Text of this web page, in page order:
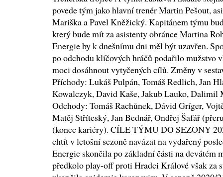
povede tým jako hlavní trenér Martin Pešout,
Mariška a Pavel Kněžický. Kapitánem týmu
který bude mít za asistenty obránce Martina
Energie by k dnešnímu dni měl být uzavřen.
po odchodu klíčových hráčů podařilo mužstvo
moci dosáhnout vytyčených cílů. Změny v
Příchody: Lukáš Pulpán, Tomáš Redlich, Jan
Kowalczyk, David Kaše, Jakub Lauko,
Odchody: Tomáš Rachůnek, Dávid Gríger,
Matěj Stříteský, Jan Bednář, Ondřej Šafář
(konec kariéry). CÍLE TÝMU DO SEZONY
chtít v letošní sezoně navázat na vydařený
Energie skončila po základní části na devátém
předkolo play-off proti Hradci Králové však za